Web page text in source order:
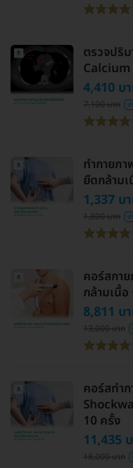
ตรวจปริ
Calcium
4,410 บ
7,100 บาท ป
ทำกายภ
ยืดกล้าม
1,337 บ
1,800 บาท ป
คอร์สกา
กล้ามเนื้
8,811 บ
13,000 บาท
คอร์สทำ
10 ครั้ง
11,435
18,000 บาท